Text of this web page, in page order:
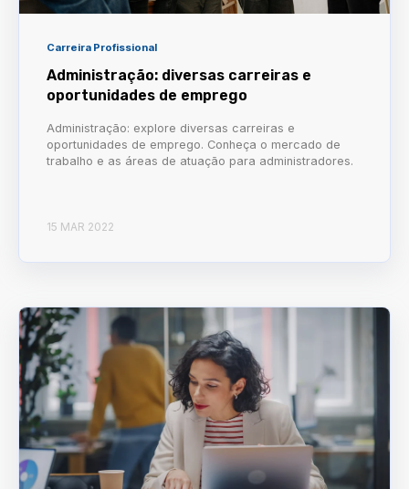
Carreira Profissional
Administração: diversas carreiras e
oportunidades de emprego
Administração: explore diversas carreiras e
oportunidades de emprego. Conheça o mercado de
trabalho e as áreas de atuação para administradores.
15 MAR 2022